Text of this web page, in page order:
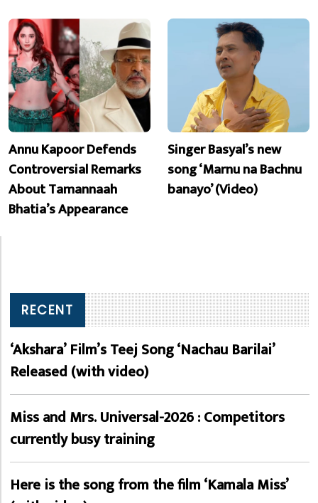
Annu Kapoor Defends
Controversial Remarks
About Tamannaah
Bhatia’s Appearance
Singer Basyal’s new
song ‘Marnu na Bachnu
banayo’ (Video)
RECENT
‘Akshara’ Film’s Teej Song ‘Nachau Barilai’
Released (with video)
Miss and Mrs. Universal-2026 : Competitors
currently busy training
Here is the song from the film ‘Kamala Miss’